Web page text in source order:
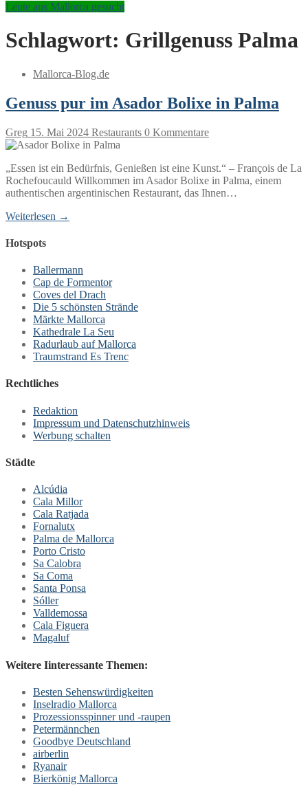
Leute aus Mallorca gesucht
Schlagwort: Grillgenuss Palma
Mallorca-Blog.de
Genuss pur im Asador Bolixe in Palma
Greg 15. Mai 2024 Restaurants 0 Kommentare
„Essen ist ein Bedürfnis, Genießen ist eine Kunst.“ – François de La
Rochefoucauld Willkommen im Asador Bolixe in Palma, einem
authentischen argentinischen Restaurant, das Ihnen…
Weiterlesen →
Hotspots
Ballermann
Cap de Formentor
Coves del Drach
Die 5 schönsten Strände
Märkte Mallorca
Kathedrale La Seu
Radurlaub auf Mallorca
Traumstrand Es Trenc
Rechtliches
Redaktion
Impressum und Datenschutzhinweis
Werbung schalten
Städte
Alcúdia
Cala Millor
Cala Ratjada
Fornalutx
Palma de Mallorca
Porto Cristo
Sa Calobra
Sa Coma
Santa Ponsa
Sóller
Valldemossa
Cala Figuera
Magaluf
Weitere Iinteressante Themen:
Besten Sehenswürdigkeiten
Inselradio Mallorca
Prozessionsspinner und -raupen
Petermännchen
Goodbye Deutschland
airberlin
Ryanair
Bierkönig Mallorca